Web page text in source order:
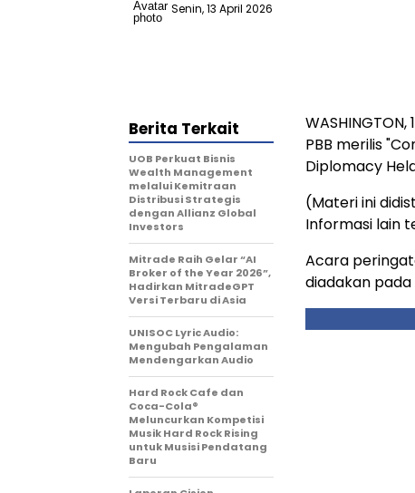
Senin, 13 April 2026
WASHINGTON,
PBB merilis
Diplomacy
(Materi ini
Informasi lain
Acara
diadakan pada
Berita Terkait
UOB Perkuat Bisnis
Wealth Management
melalui Kemitraan
Distribusi Strategis
dengan Allianz Global
Investors
Mitrade Raih Gelar “AI
Broker of the Year 2026”,
Hadirkan MitradeGPT
Versi Terbaru di Asia
UNISOC Lyric Audio:
Mengubah Pengalaman
Mendengarkan Audio
Hard Rock Cafe dan
Coca-Cola®
Meluncurkan Kompetisi
Musik Hard Rock Rising
untuk Musisi Pendatang
Baru